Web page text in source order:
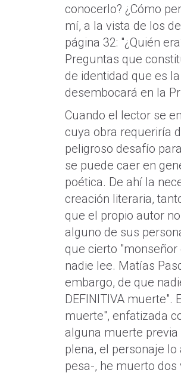
conocerlo? ¿Cómo
mí, a la vista de los
página 32: "¿Quién
Preguntas que
de identidad que es
desembocará en la
Cuando el lector se
cuya obra requeriría
peligroso desafío
se puede caer en
poética. De ahí la
creación literaria,
que el propio autor
alguno de sus
que cierto
nadie lee. Matías
embargo, de que
DEFINITIVA
muerte", enfatizada
alguna muerte
plena, el personaje
pesa-, he muerto dos